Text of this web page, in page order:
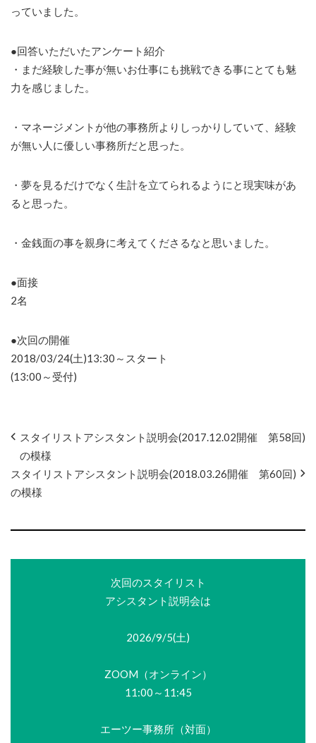
っていました。
●回答いただいたアンケート紹介
・まだ経験した事が無いお仕事にも挑戦できる事にとても魅
力を感じました。
・マネージメントが他の事務所よりしっかりしていて、経験
が無い人に優しい事務所だと思った。
・夢を見るだけでなく生計を立てられるようにと現実味があ
ると思った。
・金銭面の事を親身に考えてくださるなと思いました。
●面接
2名
●次回の開催
2018/03/24(土)13:30～スタート
(13:00～受付)
スタイリストアシスタント説明会(2017.12.02開催 第58回)
の模様
スタイリストアシスタント説明会(2018.03.26開催 第60回)
の模様
次回のスタイリスト
アシスタント説明会は
2026/9/5(土)
ZOOM（オンライン）
11:00～11:45
エーツー事務所（対面）